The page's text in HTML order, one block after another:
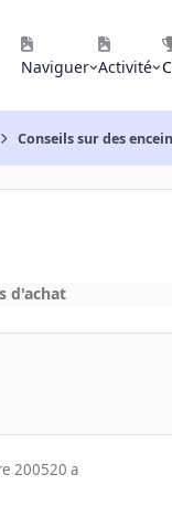
Naviguer Activité
Conseils sur des
d'achat
200520 a